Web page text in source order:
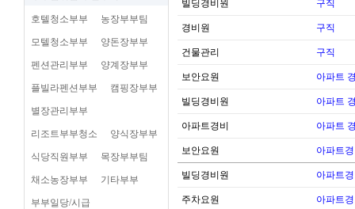
호텔청소부부 농장부부팀
모텔청소부부 양돈장부부
펜션관리부부 양계장부부
플빌라펜션부부 캠핑장부부
별장관리부부
리조트부부청소 양식장부부
식당직원부부 목장부부팀
채소농장부부 기타부부
부부일당/시급
빌딩경비원 구직
경비원 구직
건물관리 구직
보안요원 아파트
빌딩경비원 아파트
아파트경비 아파트
보안요원 아파트
빌딩경비원 아파트
주차요원 아파트